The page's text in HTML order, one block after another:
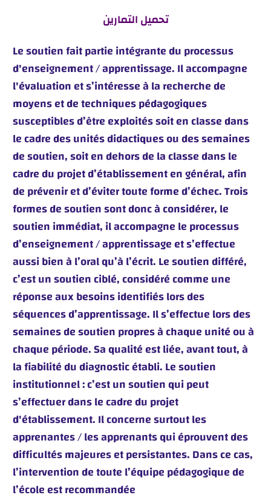
تحميل التمارين
Le soutien fait partie intégrante du processus
d'enseignement / apprentissage. Il accompagne
l'évaluation et s’intéresse à la recherche de
moyens et de techniques pédagogiques
susceptibles d’être exploités soit en classe dans
le cadre des unités didactiques ou des semaines
de soutien, soit en dehors de la classe dans le
cadre du projet d’établissement en général, afin
de prévenir et d’éviter toute forme d’échec. Trois
formes de soutien sont donc à considérer, le
soutien immédiat, il accompagne le processus
d’enseignement / apprentissage et s’effectue
aussi bien à l’oral qu’à l’écrit. Le soutien différé,
c’est un soutien ciblé, considéré comme une
réponse aux besoins identifiés lors des
séquences d’apprentissage. Il s’effectue lors des
semaines de soutien propres à chaque unité ou à
chaque période. Sa qualité est liée, avant tout, à
la fiabilité du diagnostic établi. Le soutien
institutionnel : c’est un soutien qui peut
s’effectuer dans le cadre du projet
d'établissement. Il concerne surtout les
apprenantes / les apprenants qui éprouvent des
difficultés majeures et persistantes. Dans ce cas,
l’intervention de toute l’équipe pédagogique de
l’école est recommandée